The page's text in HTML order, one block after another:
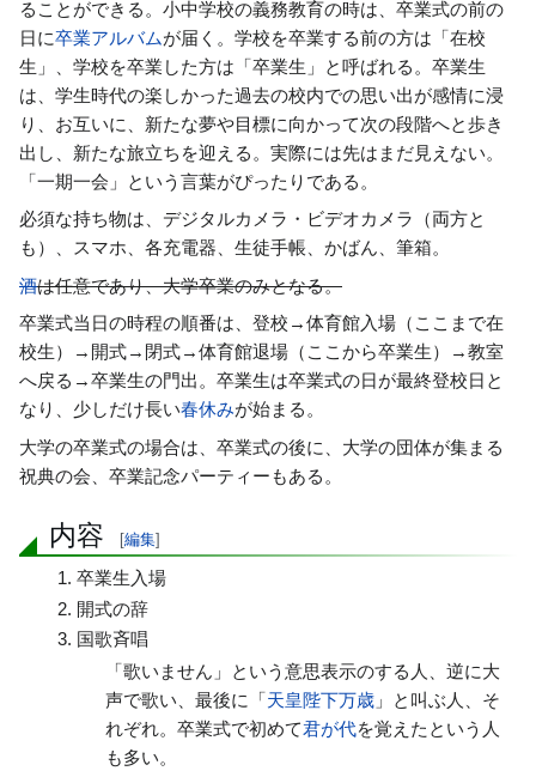
ることができる。小中学校の義務教育の時は、卒業式の前の
日に卒業アルバムが届く。学校を卒業する前の方は「在校
生」、学校を卒業した方は「卒業生」と呼ばれる。卒業生
は、学生時代の楽しかった過去の校内での思い出が感情に浸
り、お互いに、新たな夢や目標に向かって次の段階へと歩き
出し、新たな旅立ちを迎える。実際には先はまだ見えない。
「一期一会」という言葉がぴったりである。
必須な持ち物は、デジタルカメラ・ビデオカメラ（両方と
も）、スマホ、各充電器、生徒手帳、かばん、筆箱。
酒は任意であり、大学卒業のみとなる。
卒業式当日の時程の順番は、登校→体育館入場（ここまで在
校生）→開式→閉式→体育館退場（ここから卒業生）→教室
へ戻る→卒業生の門出。卒業生は卒業式の日が最終登校日と
なり、少しだけ長い春休みが始まる。
大学の卒業式の場合は、卒業式の後に、大学の団体が集まる
祝典の会、卒業記念パーティーもある。
内容 [編集]
卒業生入場
開式の辞
国歌斉唱
「歌いません」という意思表示のする人、逆に大
声で歌い、最後に「天皇陛下万歳 」と叫ぶ人、そ
れぞれ。卒業式で初めて君が代を覚えたという人
も多い。